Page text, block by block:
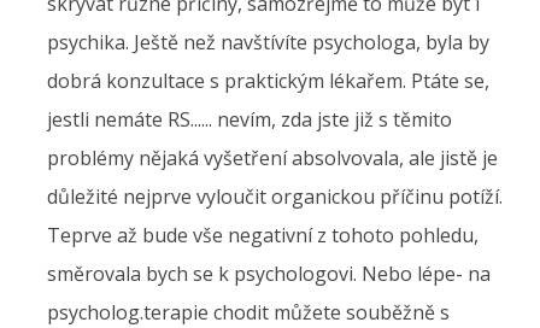
psychika. Ještě než navštívíte psychologa, byla by
dobrá konzultace s praktickým lékařem. Ptáte se,
jestli nemáte RS...... nevím, zda jste již s těmito
problémy nějaká vyšetření absolvovala, ale jistě je
důležité nejprve vyloučit organickou příčinu potíží.
Teprve až bude vše negativní z tohoto pohledu,
směrovala bych se k psychologovi. Nebo lépe- na
psycholog.terapie chodit můžete souběžně s